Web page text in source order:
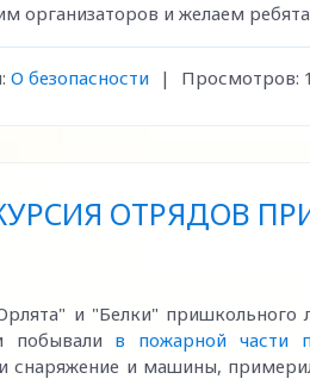
организаторов и желаем
О безопасности | Просмотров:
ОТРЯДОВ
и "Белки"
побывали в пожарной части
снаряжение и машины,